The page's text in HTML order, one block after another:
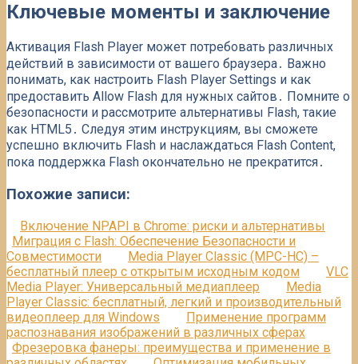
Ключевые моменты и заключение
Активация Flash Player может потребовать различных
действий в зависимости от вашего браузера․ Важно
понимать, как настроить Flash Player Settings и как
предоставить Allow Flash для нужных сайтов․ Помните о
безопасности и рассмотрите альтернативы Flash, такие
как HTML5․ Следуя этим инструкциям, вы сможете
успешно включить Flash и наслаждаться Flash Content,
пока поддержка Flash окончательно не прекратится․
Похожие записи:
Включение NPAPI в Chrome: риски и альтернативы
Миграция с Flash: Обеспечение Безопасности и
Совместимости
Media Player Classic (MPC-HC) –
бесплатный плеер с открытым исходным кодом
VLC
Media Player: Универсальный медиаплеер
Media
Player Classic: бесплатный, легкий и производительный
видеоплеер для Windows
Применение программ
распознавания изображений в различных сферах
Фрезеровка фанеры: преимущества и применение в